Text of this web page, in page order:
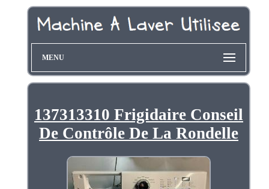
MENU
137313310 Frigidaire Conseil
De Contrôle De La Rondelle